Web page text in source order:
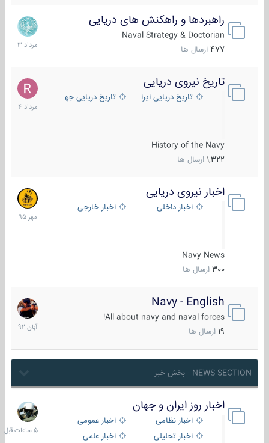
راهبردها و راهکنش های دریایی
Naval Strategy & Doctorian
477 ارسال ها
2
مرداد
1403
تاریخ نیروی دریایی
تاریخ دریایی ایران تاریخ دریایی جهان
History of the Navy
1,322 ارسال ها
16
مرداد
1404
اخبار نیروی دریایی
اخبار داخلی اخبار خارجی
Navy News
300 ارسال ها
27
مهر
1395
Navy - English
All about navy and naval forces!
ارسال ها
22
آبان
1392
NEWS SECTION - بخش خبر
اخبار روز ایران و جهان
اخبار نظامی
اخبار عمومی
اخبار تحلیلی
اخبار علمی
5
ساعات
قبل